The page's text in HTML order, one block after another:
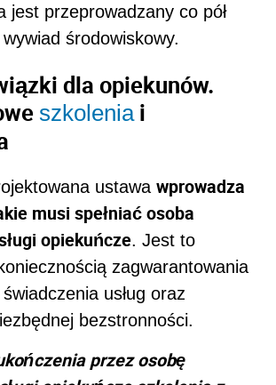
jest przeprowadzany co pół
środowiskowy.
dla opiekunów.
szkoleniai
ustawa wprowadza
musi spełniać osoba
opiekuńcze. Jest to
zagwarantowania
usług oraz
bezstronności.
przez osobę